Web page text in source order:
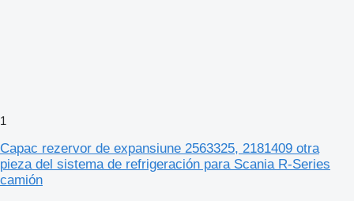
1
Capac rezervor de expansiune 2563325, 2181409 otra
pieza del sistema de refrigeración para Scania R-Series
camión